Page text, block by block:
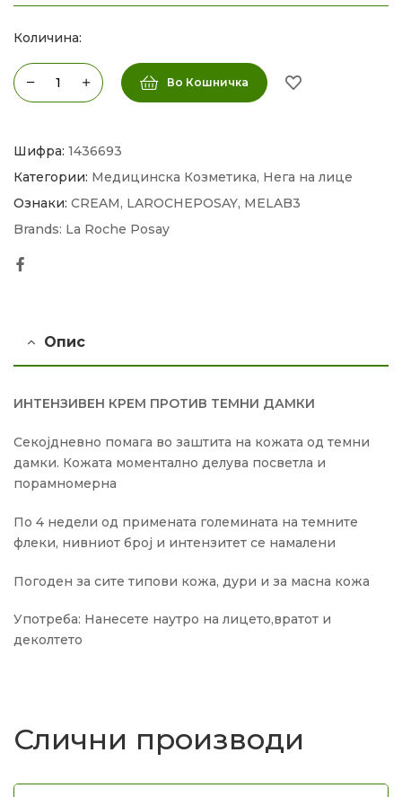
Количина:
Во Кошничка
Шифра: 1436693
Категории: Медицинска Козметика, Нега на лице
Ознаки: CREAM, LAROCHEPOSAY, MELAB3
Brands: La Roche Posay
Опис
ИНТЕНЗИВЕН КРЕМ ПРОТИВ ТЕМНИ ДАМКИ
Секојдневно помага во заштита на кожата од темни
дамки. Кожата моментално делува посветла и
порамномерна
По 4 недели од примената големината на темните
флеки, нивниот број и интензитет се намалени
Погоден за сите типови кожа, дури и за масна кожа
Употреба: Нанесете наутро на лицето,вратот и
деколтето
Слични производи